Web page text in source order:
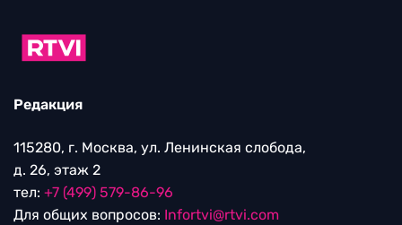
Редакция
115280, г. Москва, ул. Ленинская слобода,
д. 26, этаж 2
тел: +7 (499) 579-86-96
Для общих вопросов: Infortvi@rtvi.com